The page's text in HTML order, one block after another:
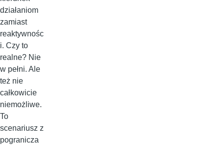
działaniom
zamiast
reaktywnośc
i. Czy to
realne? Nie
w pełni. Ale
też nie
całkowicie
niemożliwe.
To
scenariusz z
pogranicza